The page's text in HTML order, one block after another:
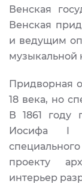
Венская
Венская
и ведущим
музыкальной
Придворная
18 века, но
В 1861 году
Иосифа I
проекту
интерьер